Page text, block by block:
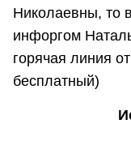
Николаевны, то
инфоргом
горячая линия
бесплатный)